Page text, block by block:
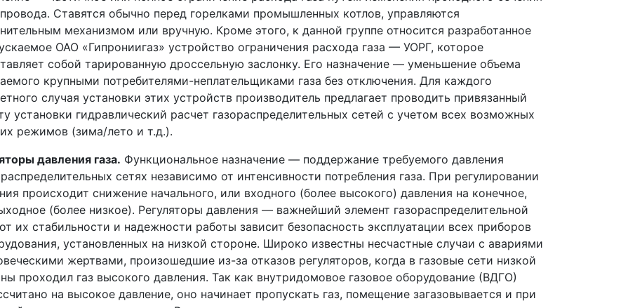
Ставятся обычно перед горелками промышленных котлов, управляются
механизмом или вручную. Кроме этого, к данной группе относится разработанное
ОАО «Гипрониигаз» устройство ограничения расхода газа — УОРГ, которое
собой тарированную дроссельную заслонку. Его назначение — уменьшение объема
крупными потребителями-неплательщиками газа без отключения. Для каждого
случая установки этих устройств производитель предлагает проводить привязанный
установки гидравлический расчет газораспределительных сетей с учетом всех возможных
режимов (зима/лето и т.д.).
давления газа. Функциональное назначение — поддержание требуемого давления
сетях независимо от интенсивности потребления газа. При регулировании
происходит снижение начального, или входного (более высокого) давления на конечное,
(более низкое). Регуляторы давления — важнейший элемент газораспределительной
их стабильности и надежности работы зависит безопасность эксплуатации всех приборов
установленных на низкой стороне. Широко известны несчастные случаи с авариями
жертвами, произошедшие из-за отказов регуляторов, когда в газовые сети низкой
проходил газ высокого давления. Так как внутридомовое газовое оборудование (ВДГО)
на высокое давление, оно начинает пропускать газ, помещение загазовывается и при